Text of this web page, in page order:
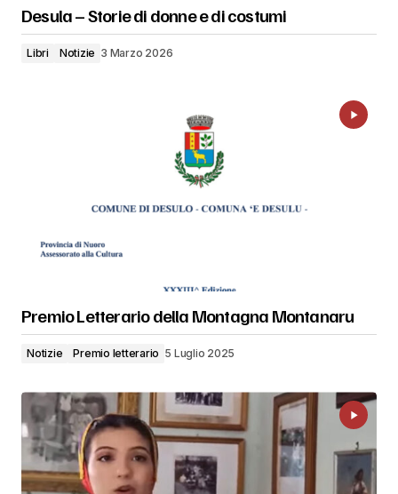
Desula – Storie di donne e di costumi
Libri Notizie 3 Marzo 2026
Premio Letterario della Montagna Montanaru
Notizie Premio letterario 5 Luglio 2025